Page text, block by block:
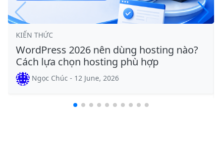
KIẾN THỨC
WordPress 2026 nên dùng hosting nào?
Cách lựa chọn hosting phù hợp
Ngọc Chúc - 12 June, 2026